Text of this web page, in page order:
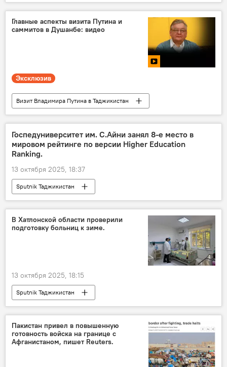
Главные аспекты визита Путина и
саммитов в Душанбе: видео
Эксклюзив
Визит Владимира Путина в Таджикистан
Визит Путина в Таджикистан
Видео
СНГ
Новости Душанбе
Центральная Азия
Госпедуниверситет им. С.Айни занял 8-е место в
мировом рейтинге по версии Higher Education
Ranking.
13 октября 2025, 18:37
Sputnik Таджикистан
В Хатлонской области проверили
подготовку больниц к зиме.
13 октября 2025, 18:15
Sputnik Таджикистан
Пакистан привел в повышенную
готовность войска на границе с
Афганистаном, пишет Reuters.